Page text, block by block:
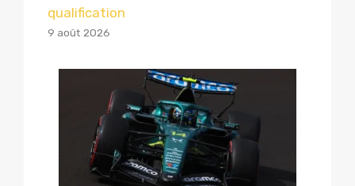
qualification
9 août 2026